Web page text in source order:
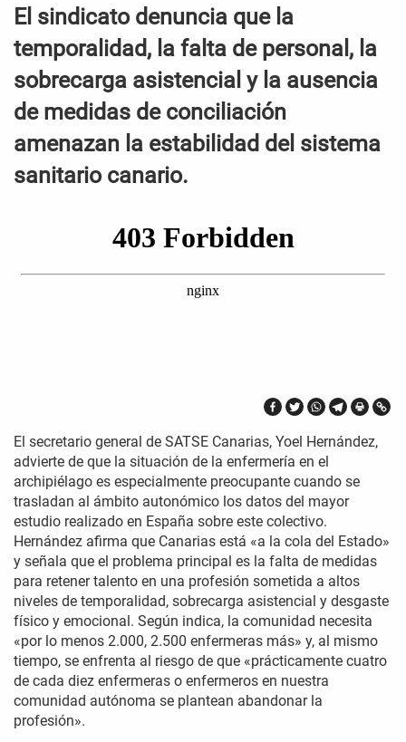
El sindicato denuncia que la
temporalidad, la falta de personal, la
sobrecarga asistencial y la ausencia
de medidas de conciliación
amenazan la estabilidad del sistema
sanitario canario.
El secretario general de SATSE Canarias, Yoel Hernández,
advierte de que la situación de la enfermería en el
archipiélago es especialmente preocupante cuando se
trasladan al ámbito autonómico los datos del mayor
estudio realizado en España sobre este colectivo.
Hernández afirma que Canarias está «a la cola del Estado»
y señala que el problema principal es la falta de medidas
para retener talento en una profesión sometida a altos
niveles de temporalidad, sobrecarga asistencial y desgaste
físico y emocional. Según indica, la comunidad necesita
«por lo menos 2.000, 2.500 enfermeras más» y, al mismo
tiempo, se enfrenta al riesgo de que «prácticamente cuatro
de cada diez enfermeras o enfermeros en nuestra
comunidad autónoma se plantean abandonar la
profesión».